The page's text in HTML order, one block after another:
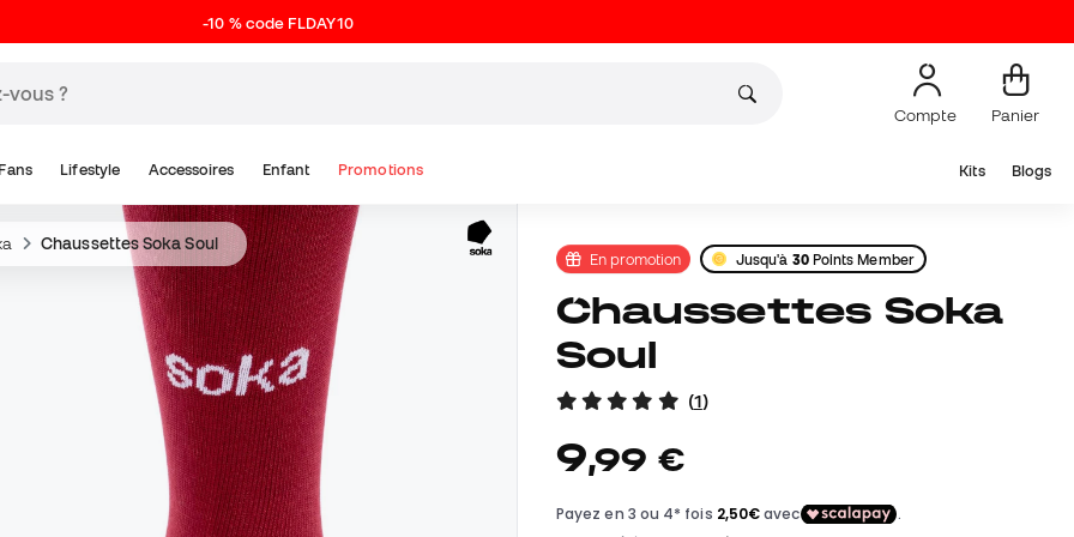
-10 % code FLDAY10
Compte Panier
Lifestyle Accessoires Enfant Promotions Kits Blogs
Chaussettes Soka Soul
En promotion Jusqu'à 30Points Member
Chaussettes Soka
Soul
(1)
9,99 €